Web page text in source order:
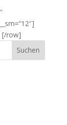
[/row]
Suchen